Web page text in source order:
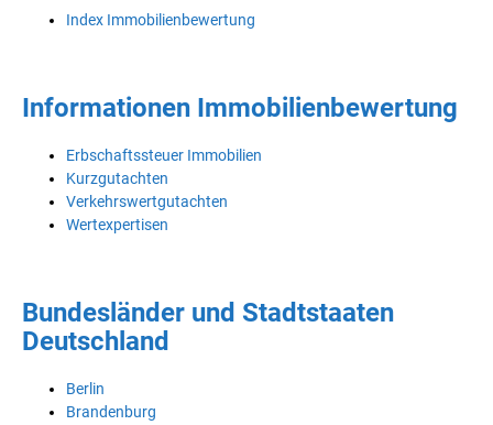
Index Immobilienbewertung
Informationen Immobilienbewertung
Erbschaftssteuer Immobilien
Kurzgutachten
Verkehrswertgutachten
Wertexpertisen
Bundesländer und Stadtstaaten
Deutschland
Berlin
Brandenburg